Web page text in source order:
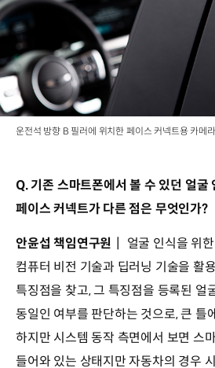
운전석 방향 B 필러에 위치한 페이스 커넥트용 카메라
Q. 기존 스마트폰에서 볼 수 있던 얼굴
페이스 커넥트가 다른 점은 무엇인가?
안윤섭 책임연구원 ┃ 얼굴 인식을 위
컴퓨터 비전 기술과 딥러닝 기술을 활
특징점을 찾고, 그 특징점을 등록된 얼
동일인 여부를 판단하는 것으로, 큰 틀
하지만 시스템 동작 측면에서 보면 스
들어와 있는 상태지만 자동차의 경우